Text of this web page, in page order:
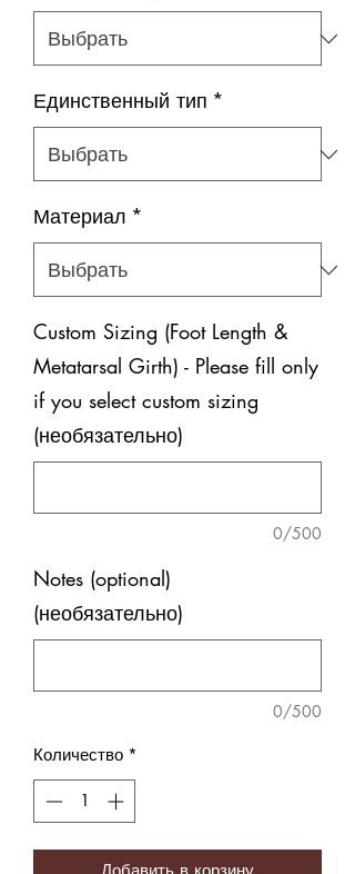
Единственный тип *
Материал *
Custom Sizing (Foot Length &
Metatarsal Girth) - Please fill only
if you select custom sizing
(необязательно)
0/500
Notes (optional)
(необязательно)
0/500
Количество *
Добавить в корзину